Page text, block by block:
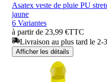
Asatex veste de pluie PU
jaune
6 Variantes
à partir de 23,99 €TTC
Livraison au plus tard le 2-
Afficher les détails